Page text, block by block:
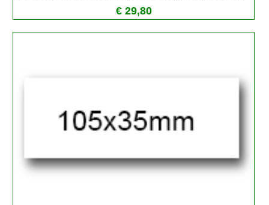
€ 29,80